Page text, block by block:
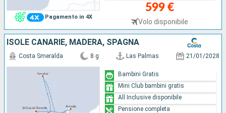
Pagamento in 4X
599 €
Volo disponibile
ISOLE CANARIE, MADERA, SPAGNA
Costa Smeralda 8 g Las Palmas 21/01/2028
Bambini Gratis
Mini Club bambini gratis
All Inclusive disponibile
Pensione completa